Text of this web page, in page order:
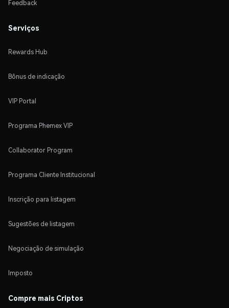
Feedback
Serviços
Rewards Hub
Bônus de indicação
VIP Portal
Programa Phemex VIP
Collaborator Program
Programa Cliente Institucional
Inscrição para listagem
Sugestões de listagem
Negociação de simulação
Imposto
Compre mais Criptos